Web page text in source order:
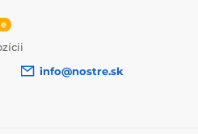
info@nostre.sk